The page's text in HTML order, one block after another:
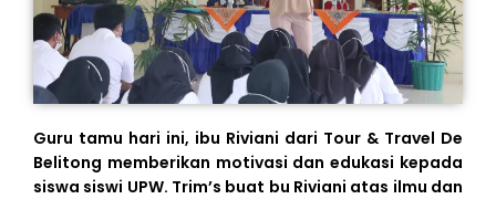
Guru tamu hari ini, ibu Riviani dari Tour & Travel De
Belitong memberikan motivasi dan edukasi kepada
siswa siswi UPW. Trim’s buat bu Riviani atas ilmu dan